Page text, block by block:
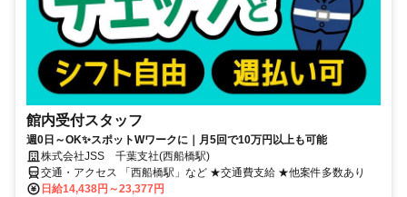
館内受付スタッフ
週0日～OK✨スポットWワークに｜月5回で10万円以上も可能
株式会社JSS 千葉支社(西船橋駅)
交通・アクセス 「西船橋駅」など ★交通費支給 ★他案件多数あり
日給14,438円～23,377円